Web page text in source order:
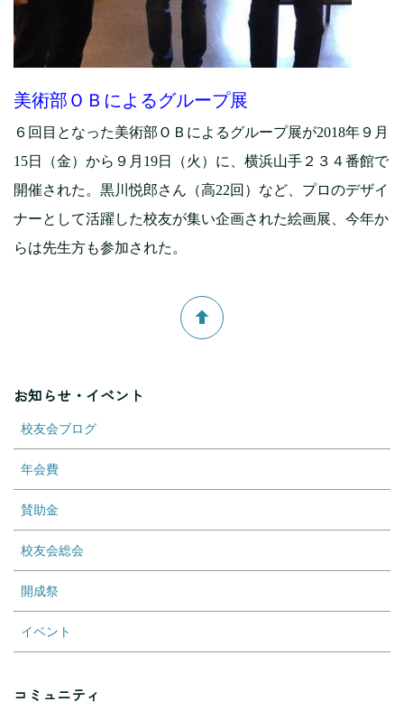
美術部ＯＢによるグループ展
６回目となった美術部ＯＢによるグループ展が2018年９月
15日（金）から９月19日（火）に、横浜山手２３４番館で
開催された。黒川悦郎さん（高22回）など、プロのデザイ
ナーとして活躍した校友が集い企画された絵画展、今年か
らは先生方も参加された。
お知らせ・イベント
校友会ブログ
年会費
賛助金
校友会総会
開成祭
イベント
コミュニティ